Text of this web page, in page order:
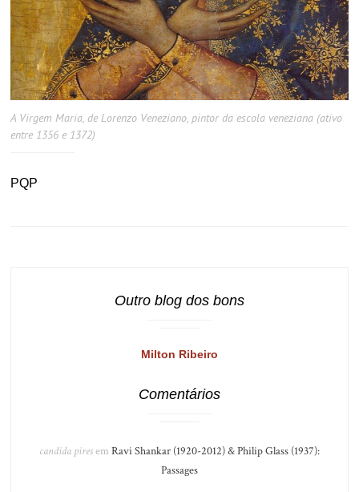
A Virgem Maria, de Lorenzo Veneziano, pintor da escola veneziana (ativo
entre 1356 e 1372)
PQP
Outro blog dos bons
Milton Ribeiro
Comentários
candida piresem Ravi Shankar (1920-2012) & Philip Glass (1937):
Passages